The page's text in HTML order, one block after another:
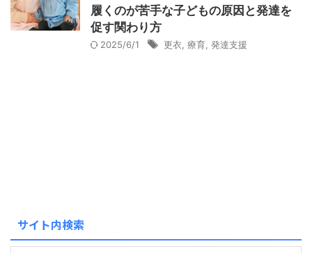
履くのが苦手な子どもの原因と発達を
促す関わり方
2025/6/1 更衣 療育 発達支援
サイト内検索